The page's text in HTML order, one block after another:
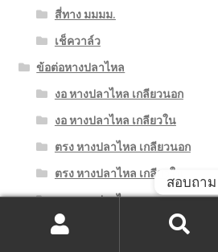
สี่ทาง มมมม.
เช็ควาล์ว
ข้อต่อหางปลาไหล
งอ หางปลาไหล เกลียวนอก
งอ หางปลาไหล เกลียวใน
ตรง หางปลาไหล เกลียวนอก
ตรง หางปลาไหล เกลียวใน
ตรง หางปลาไหลสองทาง
ตรงลด หางปลาไหลสองทาง
สอบถา